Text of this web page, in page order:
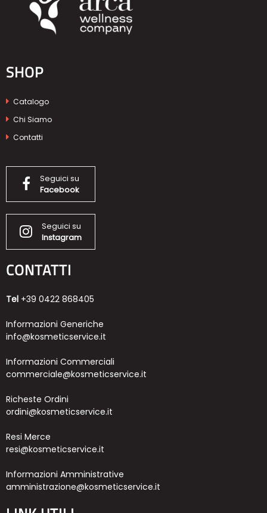
SHOP
Catalogo
Chi Siamo
Contatti
Seguici su
Facebook
Seguici su
Instagram
CONTATTI
Tel +39 0422 868405
Informazioni Generiche
info@kosmeticservice.it
Informazioni Commerciali
commerciale@kosmeticservice.it
Richeste Ordini
ordini@kosmeticservice.it
Resi Merce
resi@kosmeticservice.it
Informazioni Amministrative
amministrazione@kosmeticservice.it